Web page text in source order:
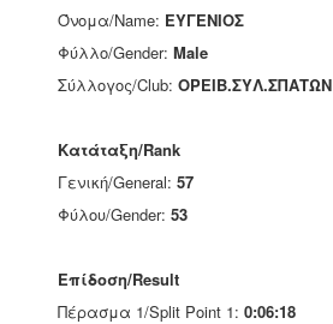
Όνομα/Name: ΕΥΓΕΝΙΟΣ
Φύλλο/Gender: Male
Σύλλογος/Club: ΟΡΕΙΒ.ΣΥΛ.ΣΠΑΤΩΝ
Κατάταξη/Rank
Γενική/General: 57
Φύλου/Gender: 53
Επίδοση/Result
Πέρασμα 1/Split Point 1: 0:06:18